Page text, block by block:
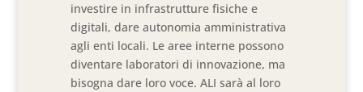
investire in infrastrutture fisiche e
digitali, dare autonomia amministrativa
agli enti locali. Le aree interne possono
diventare laboratori di innovazione, ma
bisogna dare loro voce. ALI sarà al loro